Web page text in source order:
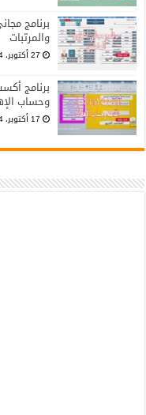
برنامج
والمرتبات
27 أكتوبر، 2024
برنامج
وحساب
17 أكتوبر، 2024